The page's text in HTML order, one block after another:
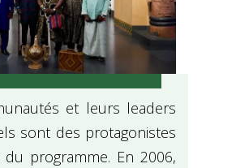
et leurs leaders
sont des protagonistes
du programme. En 2006,